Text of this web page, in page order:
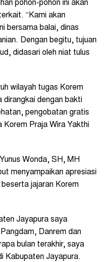
pohon-pohon ini akan
“Kami akan
bersama balai, dinas
Dengan begitu, tujuan
didasari oleh niat tulus
wilayah tugas Korem
dirangkai dengan bakti
pengobatan gratis
Korem Praja Wira Yakthi
Wonda, SH, MH
menyampaikan apresiasi
jajaran Korem
Jayapura saya
Danrem dan
bulan terakhir, saya
Kabupaten Jayapura.